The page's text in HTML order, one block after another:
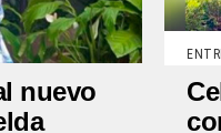
nuevo